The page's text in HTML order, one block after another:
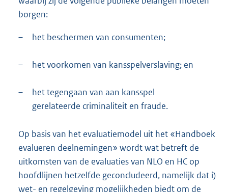
borgen:
– het beschermen van consumenten;
– het voorkomen van kansspelverslaving; en
–
het tegengaan van aan kansspel
gerelateerde criminaliteit en fraude.
Op basis van het evaluatiemodel uit het «Handboek
evalueren deelnemingen» wordt wat betreft de
uitkomsten van de evaluaties van NLO en HC op
hoofdlijnen hetzelfde geconcludeerd, namelijk dat i)
wet- en regelgeving mogelijkheden biedt om de